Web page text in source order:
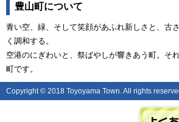
豊山町について
青い空、緑、そして笑顔があふれ新しさと、古
く調和する。
空港のにぎわいと、祭ばやしが響きあう町。そ
町です。
Copyright © 2018 Toyoyama Town. All rights